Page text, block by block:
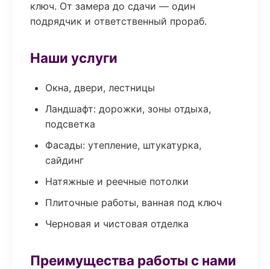
ключ. От замера до сдачи — один
подрядчик и ответственный прораб.
Наши услуги
Окна, двери, лестницы
Ландшафт: дорожки, зоны отдыха,
подсветка
Фасады: утепление, штукатурка,
сайдинг
Натяжные и реечные потолки
Плиточные работы, ванная под ключ
Черновая и чистовая отделка
Преимущества работы с нами